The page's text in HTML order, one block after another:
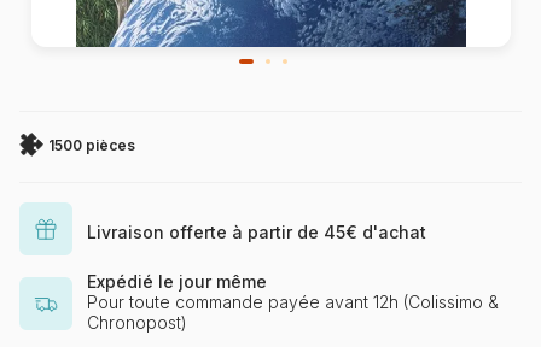
1500 pièces
Livraison offerte à partir de 45€ d'achat
Expédié le jour même
Pour toute commande payée avant 12h (Colissimo &
Chronopost)